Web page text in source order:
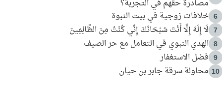
مصادرة حقهم في التجربة؟
6 خلافات زوجية في بيت النبوة
7 لَا إِلَهَ إِلَّا أَنْتَ سُبْحَانَكَ إِنِّي كُنْتُ مِنَ الظَّالِمِينَ
8 الهدي النبوي في التعامل مع حر الصيف
9 فضل الاستغفار
10 محاولة سرقة جابر بن حيان